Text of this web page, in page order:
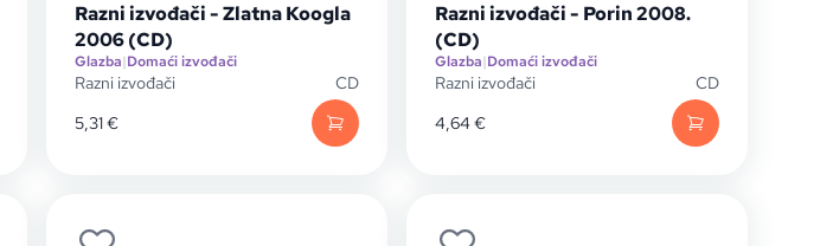
Razni izvođači - Zlatna Koogla
2006 (CD)
Glazba|Domaći izvođači
Razni izvođači
CD
5,31€
Razni izvođači - Porin 2008.
(CD)
Glazba|Domaći izvođači
Razni izvođači
CD
4,64 €